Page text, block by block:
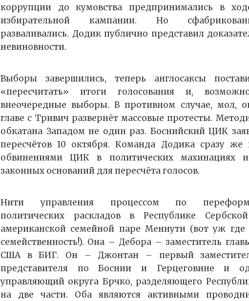
коррупции до кумовства предпринимались в
избирательной кампании. Но
разваливались. Додик публично представил
невиновности.
Выборы завершились, теперь англосаксы
«пересчитать» итоги голосования и,
внеочередные выборы. В противном случае, мол,
главе с Тривич развернёт массовые протесты.
обкатана Западом не один раз. Боснийский ЦИК
пересчётов 10 октября. Команда Додика сразу же
обвинениями ЦИК в политических махинациях и
законных оснований для пересчёта голосов.
Нити управления процессом по
политических раскладов в Республике
американской семейной паре Меннути (вот уж где
семейственность!). Она – Дебора – заместитель
США в БИГ. Он – Джонтан – первый
представителя по Боснии и Герцеговине и
управляющий округа Брчко, разделяющего
на две части. Оба являются активными